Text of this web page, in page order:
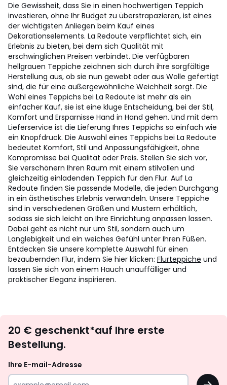
Die Gewissheit, dass Sie in einen hochwertigen Teppich
investieren, ohne Ihr Budget zu überstrapazieren, ist eines
der wichtigsten Anliegen beim Kauf eines
Dekorationselements. La Redoute verpflichtet sich, ein
Erlebnis zu bieten, bei dem sich Qualität mit
erschwinglichen Preisen verbindet. Die verfügbaren
hellgrauen Teppiche zeichnen sich durch ihre sorgfältige
Herstellung aus, ob sie nun gewebt oder aus Wolle gefertigt
sind, die für eine außergewöhnliche Weichheit sorgt. Die
Wahl eines Teppichs bei La Redoute ist mehr als ein
einfacher Kauf, sie ist eine kluge Entscheidung, bei der Stil,
Komfort und Ersparnisse Hand in Hand gehen. Und mit dem
Lieferservice ist die Lieferung Ihres Teppichs so einfach wie
ein Knopfdruck. Die Auswahl eines Teppichs bei La Redoute
bedeutet Komfort, Stil und Anpassungsfähigkeit, ohne
Kompromisse bei Qualität oder Preis. Stellen Sie sich vor,
Sie verschönern Ihren Raum mit einem stilvollen und
gleichzeitig einladenden Teppich für den Flur. Auf La
Redoute finden Sie passende Modelle, die jeden Durchgang
in ein ästhetisches Erlebnis verwandeln. Unsere Teppiche
sind in verschiedenen Größen und Mustern erhältlich,
sodass sie sich leicht an Ihre Einrichtung anpassen lassen.
Dabei geht es nicht nur um Stil, sondern auch um
Langlebigkeit und ein weiches Gefühl unter Ihren Füßen.
Entdecken Sie unsere komplette Auswahl für einen
bezaubernden Flur, indem Sie hier klicken: Flurteppiche und
lassen Sie sich von einem Hauch unauffälliger und
praktischer Eleganz inspirieren.
abonnieren
20 € geschenkt*auf Ihre erste
Bestellung.
Ihre E-mail-Adresse
OK